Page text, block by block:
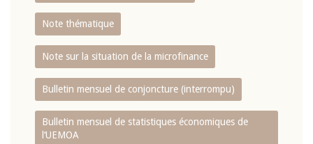
Note thématique
Note sur la situation de la microfinance
Bulletin mensuel de conjoncture (interrompu)
Bulletin mensuel de statistiques économiques de
l‘UEMOA